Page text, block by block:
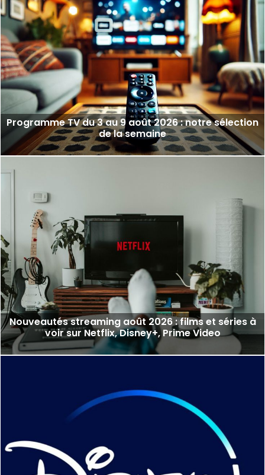
Programme TV du 3 au 9 août 2026 : notre sélection
de la semaine
Nouveautés streaming août 2026 : films et séries à
voir sur Netflix, Disney+, Prime Video